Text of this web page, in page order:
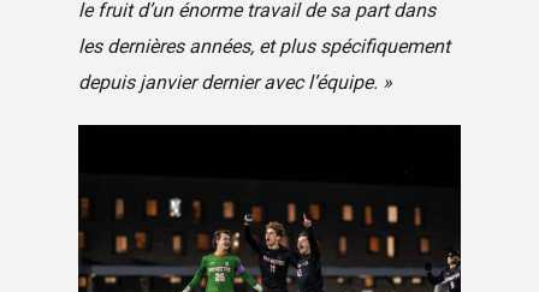
le fruit d’un énorme travail de sa part dans
les dernières années, et plus spécifiquement
depuis janvier dernier avec l’équipe. »